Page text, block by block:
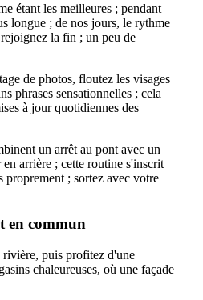
étant les meilleures ; pendant
longue ; de nos jours, le rythme
la fin ; un peu de
de photos, floutez les visages
phrases sensationnelles ; cela
à jour quotidiennes des
un arrêt au pont avec un
arrière ; cette routine s'inscrit
proprement ; sortez avec votre
en commun
rivière, puis profitez d'une
chaleureuses, où une façade